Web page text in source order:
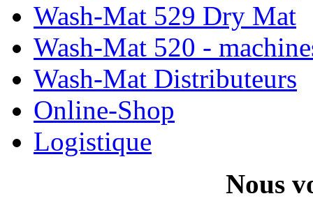
Wash-Mat 529 Dry Mat
Wash-Mat 520 -
Wash-Mat Distributeurs
Online-Shop
Logistique
Nous